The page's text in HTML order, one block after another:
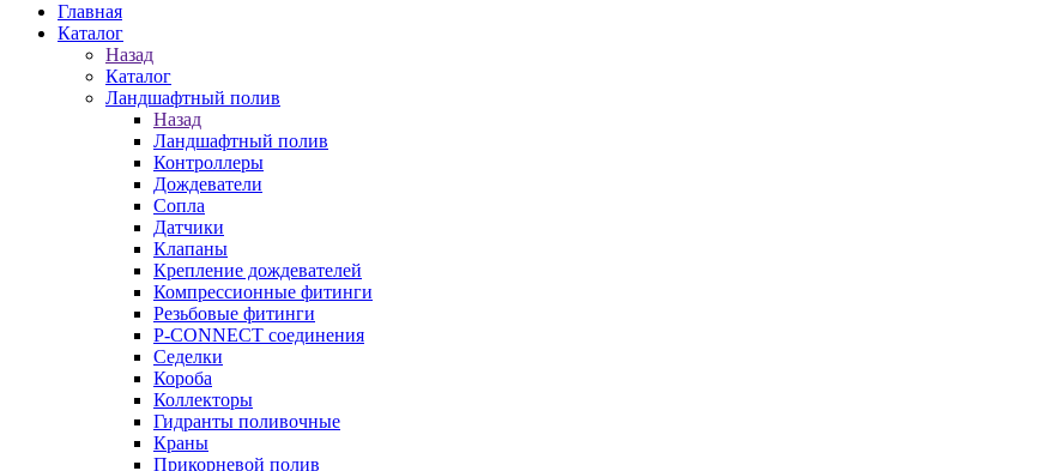
Главная
Каталог
Назад
Каталог
Ландшафтный полив
Назад
Ландшафтный полив
Контроллеры
Дождеватели
Сопла
Датчики
Клапаны
Крепление дождевателей
Компрессионные фитинги
Резьбовые фитинги
P-CONNECT соединения
Седелки
Короба
Коллекторы
Гидранты поливочные
Краны
Прикорневой полив